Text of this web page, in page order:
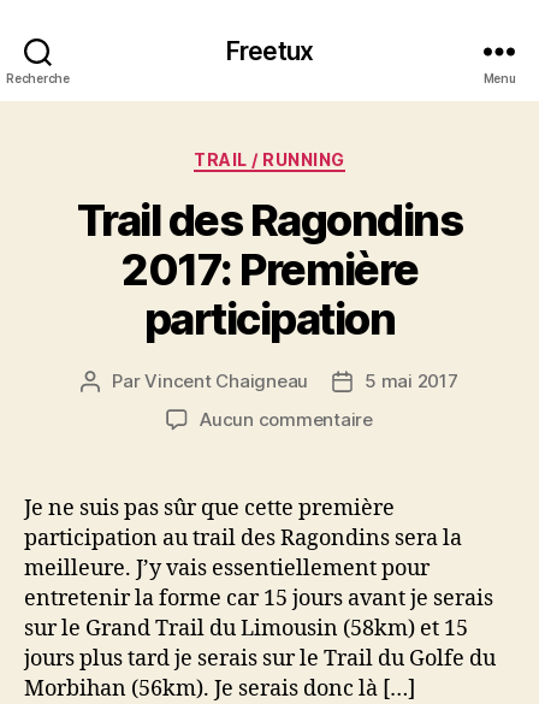
Recherche
Freetux
Menu
Catégories
TRAIL / RUNNING
Trail des Ragondins
2017: Première
participation
Auteur
ParVincent Chaigneau
Date
de
5 mai 2017
Aucun commentairesur
Première
participation
Je ne suis pas sûr que cette première
participation au trail des Ragondins sera la
meilleure. J’y vais essentiellement pour
entretenir la forme car 15 jours avant je serais
sur le Grand Trail du Limousin (58km) et 15
jours plus tard je serais sur le Trail du Golfe du
Morbihan (56km). Je serais donc là […]